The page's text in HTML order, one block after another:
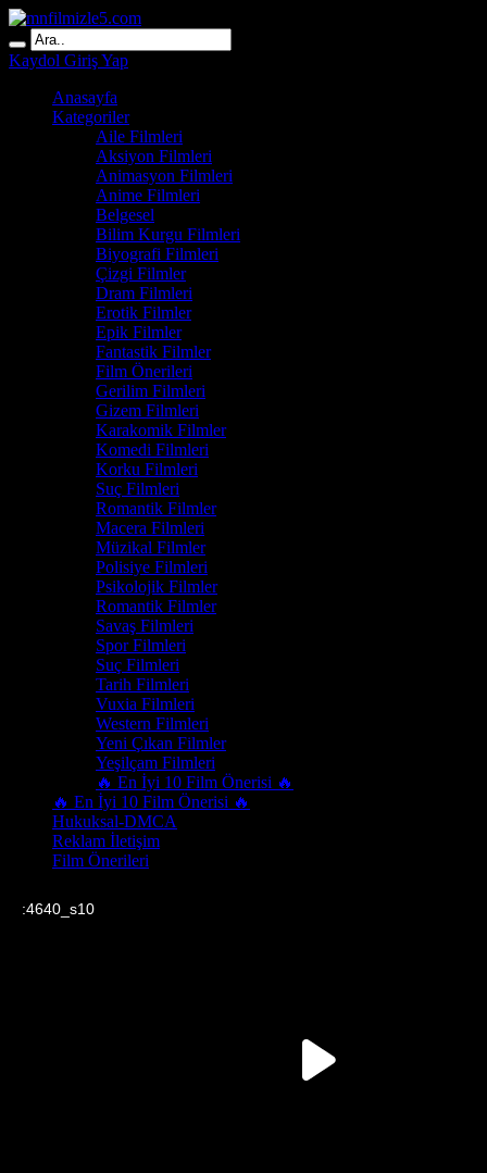
Kaydol Giriş Yap
Anasayfa
Kategoriler
Aile Filmleri
Aksiyon Filmleri
Animasyon Filmleri
Anime Filmleri
Belgesel
Bilim Kurgu Filmleri
Biyografi Filmleri
Çizgi Filmler
Dram Filmleri
Erotik Filmler
Epik Filmler
Fantastik Filmler
Film Önerileri
Gerilim Filmleri
Gizem Filmleri
Karakomik Filmler
Komedi Filmleri
Korku Filmleri
Suç Filmleri
Romantik Filmler
Macera Filmleri
Müzikal Filmler
Polisiye Filmleri
Psikolojik Filmler
Romantik Filmler
Savaş Filmleri
Spor Filmleri
Suç Filmleri
Tarih Filmleri
Vuxia Filmleri
Western Filmleri
Yeni Çıkan Filmler
Yeşilçam Filmleri
🔥 En İyi 10 Film Önerisi 🔥
🔥 En İyi 10 Film Önerisi 🔥
Hukuksal-DMCA
Reklam İletişim
Film Önerileri